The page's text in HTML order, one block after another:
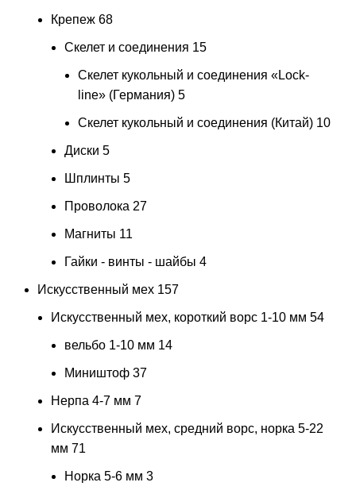
Крепеж 68
Скелет и соединения 15
Скелет кукольный и соединения «Lock-
line» (Германия) 5
Скелет кукольный и соединения (Китай) 10
Диски 5
Шплинты 5
Проволока 27
Магниты 11
Гайки - винты - шайбы 4
Искусственный мех 157
Искусственный мех, короткий ворс 1-10 мм 54
вельбо 1-10 мм 14
Миништоф 37
Нерпа 4-7 мм 7
Искусственный мех, средний ворс, норка 5-22
мм 71
Норка 5-6 мм 3